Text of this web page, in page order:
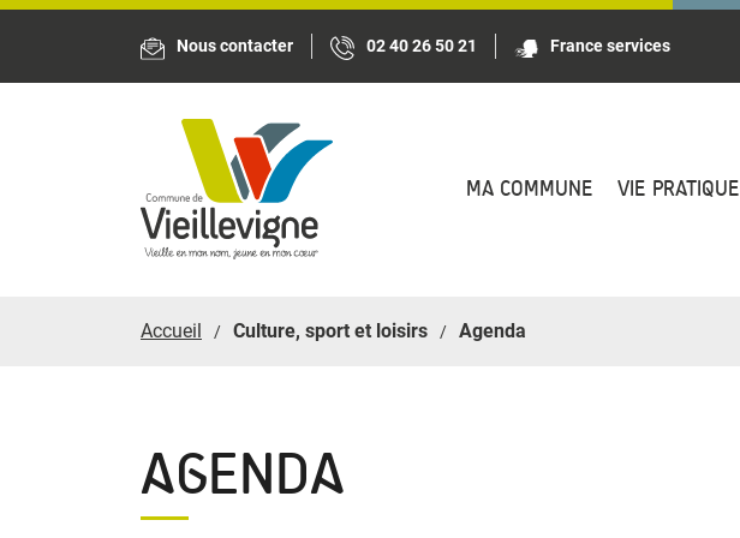
Nous contacter 02 40 26 50 21 France services
MA COMMUNE VIE PRATIQUE
Accueil Culture, sport et loisirs Agenda
AGENDA
Panneau de gestion des cookies